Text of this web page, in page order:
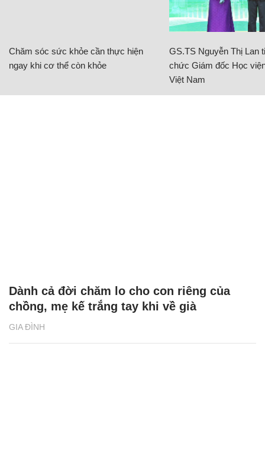
Chăm sóc sức khỏe cần thực hiện
ngay khi cơ thể còn khỏe
GS.TS Nguyễn Thị Lan
chức Giám đốc Học
Việt Nam
GIA ĐÌNH
Dành cả đời chăm lo cho con riêng của
chồng, mẹ kế trắng tay khi về già